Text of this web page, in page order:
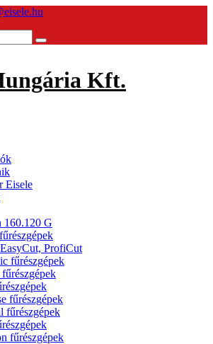
Kft.
Eisele
160.120 G
ProfiCut
fűrészgépek
fűrészgépek
fűrészgépek
fűrészgépek